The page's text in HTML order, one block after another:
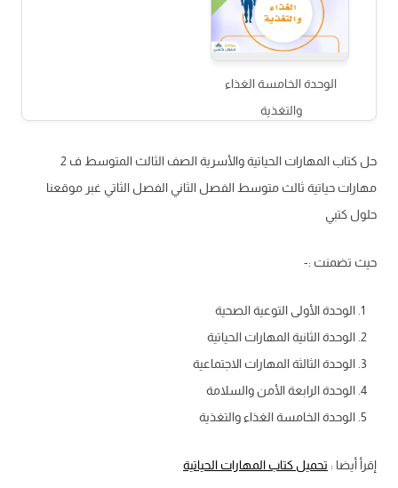
الوحدة الخامسة الغذاء
والتغذية
حل كتاب المهارات الحياتية والأسرية الصف الثالث المتوسط ف 2
مهارات حياتية ثالث متوسط الفصل الثاني الفصل الثاتي غبر موقعنا
حلول كتبي
حيث تضمنت :-
الوحدة الأولى التوعية الصحية
الوحدة الثانية المهارات الحياتية
الوحدة الثالثة المهارات الاجتماعية
الوحدة الرابعة الأمن والسلامة
الوحدة الخامسة الغذاء والتغذية
إقرأ أيضا : تحميل كتاب المهارات الحياتية